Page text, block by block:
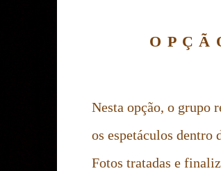
Nesta opção, o grupo
os espetáculos dentro
Fotos tratadas e